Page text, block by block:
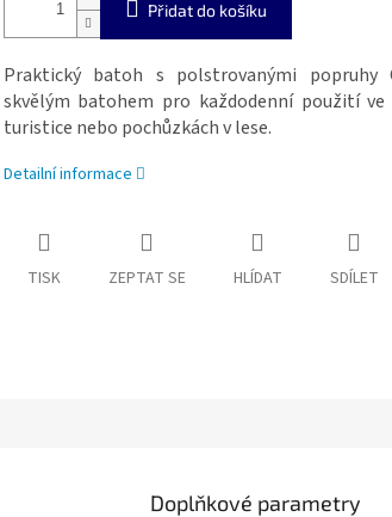
Přidat do košíku
Praktický batoh s polstrovanými popruhy
skvělým batohem pro každodenní použití
turistice nebo pochůzkách v lese.
Detailní informace
TISK ZEPTAT SE HLÍDAT SDÍLET
Doplňkové parametry